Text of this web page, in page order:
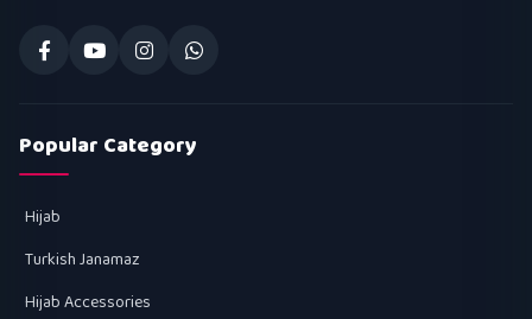
Popular Category
Hijab
Turkish Janamaz
Hijab Accessories